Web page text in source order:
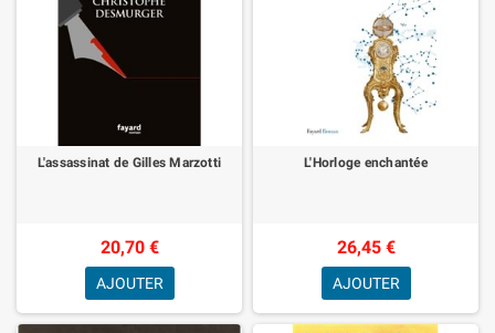
L'assassinat de Gilles Marzotti
20,70 €
AJOUTER
L'Horloge enchantée
26,45 €
AJOUTER